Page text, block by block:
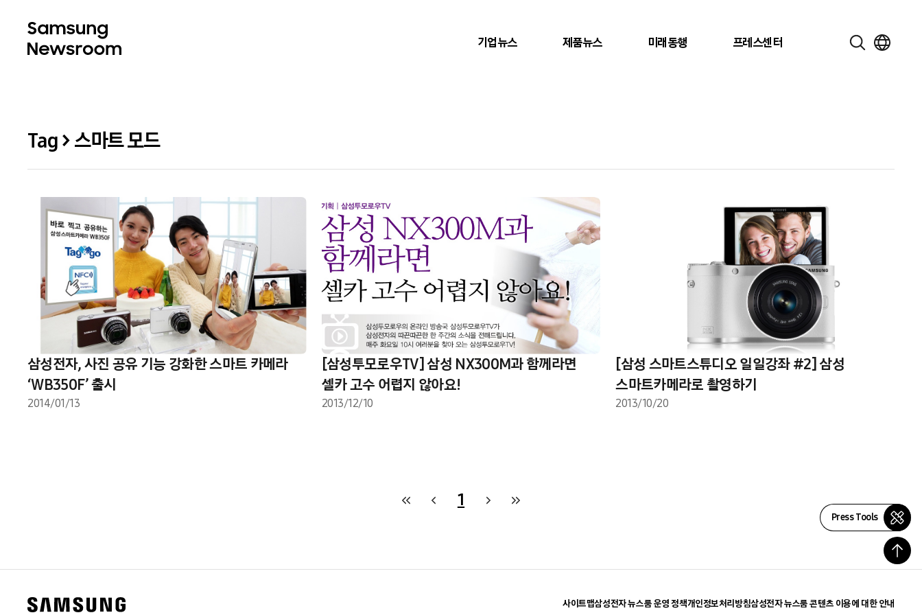
기업뉴스 제품뉴스 미래동행 프레스센터
Tag > 스마트 모드
삼성전자, 사진 공유 기능 강화한 스마트 카메라
‘WB350F’ 출시
2014/01/13
[삼성투모로우TV] 삼성 NX300M과 함께라면
셀카 고수 어렵지 않아요!
2013/12/10
[삼성 스마트스튜디오 일일강좌 #2] 삼성
스마트카메라로 촬영하기
2013/10/20
1
Press Tools
사이트맵삼성전자 뉴스룸 운영 정책개인정보처리방침삼성전자 뉴스룸 콘텐츠 이용에 대한 안내